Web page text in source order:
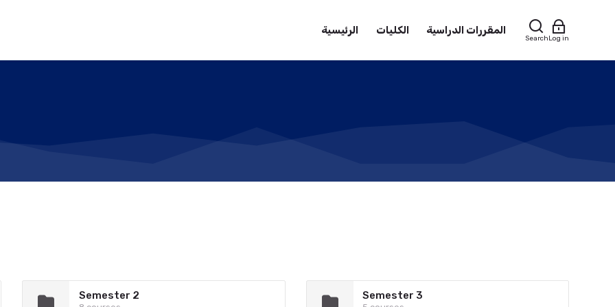
الرئيسية
الكليات المقررات الدراسية
SearchLog in
Semester 2 Semester 3